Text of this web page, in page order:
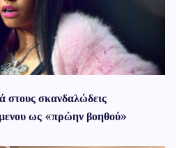
σκανδαλώδεις
ως «πρώην βοηθού»